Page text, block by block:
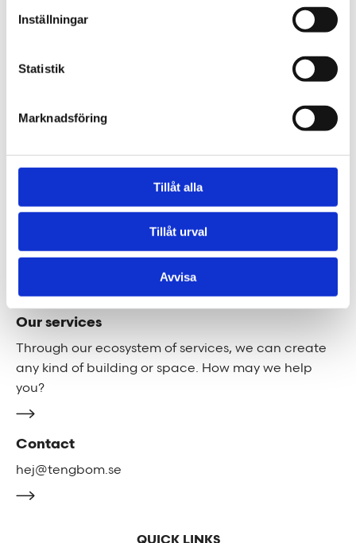
Inställningar
Statistik
Marknadsföring
Tillåt alla
Tillåt urval
Avvisa
Footer
Contact us
enquiry, we look forward to hearing from you.
We are Tengbom
that strenghtens our clients as well as our society.
We are always looking for more people who want to
Our services
Through our ecosystem of services, we can create
any kind of building or space. How may we help
you?
Contact
hej@tengbom.se